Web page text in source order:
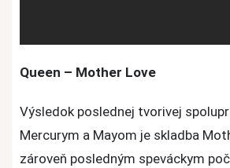
Queen – Mother Love
Výsledok poslednej tvorivej
Mercurym a Mayom je skladba
zároveň posledným speváckym